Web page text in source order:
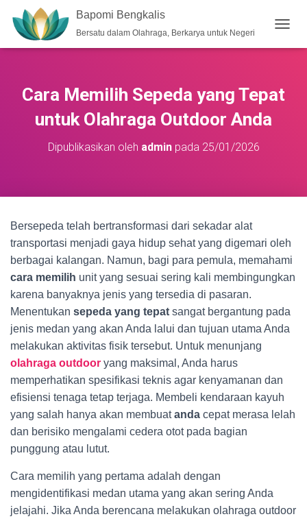
Bapomi Bengkalis
Bersatu dalam Olahraga, Berkarya untuk Negeri
O
L
E
Cara Memilih Sepeda yang Tepat
untuk Olahraga Outdoor Anda
Dipublikasikan oleh adminpada 25/01/2026
Bersepeda telah bertransformasi dari sekadar alat
transportasi menjadi gaya hidup sehat yang digemari oleh
berbagai kalangan. Namun, bagi para pemula, memahami
cara memilih unit yang sesuai sering kali membingungkan
karena banyaknya jenis yang tersedia di pasaran.
Menentukan sepeda yang tepat sangat bergantung pada
jenis medan yang akan Anda lalui dan tujuan utama Anda
melakukan aktivitas fisik tersebut. Untuk menunjang
olahraga outdoor yang maksimal, Anda harus
memperhatikan spesifikasi teknis agar kenyamanan dan
efisiensi tenaga tetap terjaga. Membeli kendaraan kayuh
yang salah hanya akan membuatanda cepat merasa lelah
dan berisiko mengalami cedera otot pada bagian
punggung atau lutut.
Cara memilih yang pertama adalah dengan
mengidentifikasi medan utama yang akan sering Anda
jelajahi. Jika Anda berencana melakukan olahraga outdoor